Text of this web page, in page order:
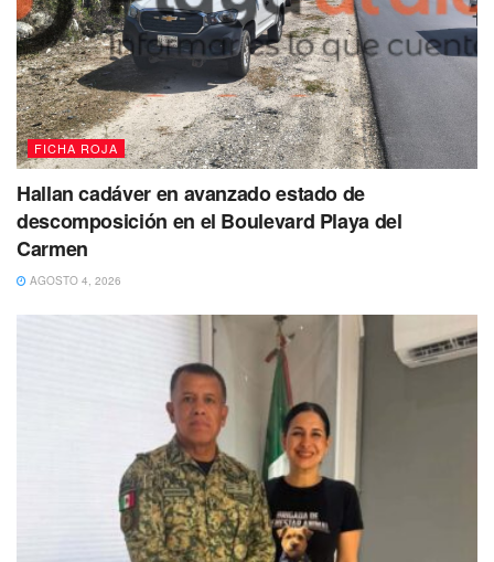
Tags: cena navideña
Million Dolar Vegan
Playa del Carmen
FICHA ROJA
Hallan cadáver en avanzado estado de
descomposición en el Boulevard Playa del
Carmen
AGOSTO 4, 2026